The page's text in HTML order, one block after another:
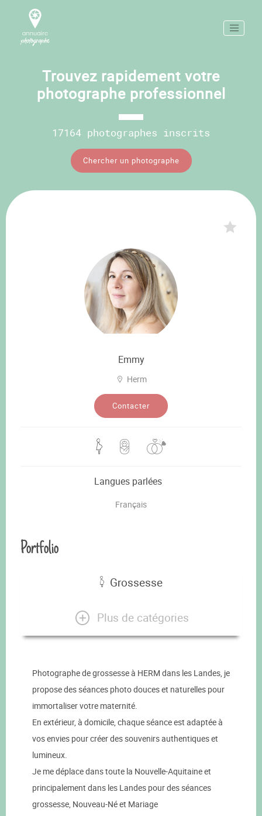
Trouvez rapidement votre
photographe professionnel
17164 photographes inscrits
Chercher un photographe
Emmy
Herm
Contacter
Langues parlées
Français
Portfolio
Grossesse
Plus de catégories
Photographe de grossesse à HERM dans les Landes, je
propose des séances photo douces et naturelles pour
immortaliser votre maternité.
En extérieur, à domicile, chaque séance est adaptée à
vos envies pour créer des souvenirs authentiques et
lumineux.
Je me déplace dans toute la Nouvelle-Aquitaine et
principalement dans les Landes pour des séances
grossesse, Nouveau-Né et Mariage